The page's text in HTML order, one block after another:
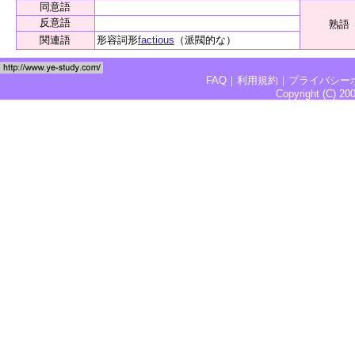
同意語
熟語
反意語
関連語
形容詞形factious （派閥的な）
FAQ ｜ 利用規約 ｜ プライバシー
Copyright (C)